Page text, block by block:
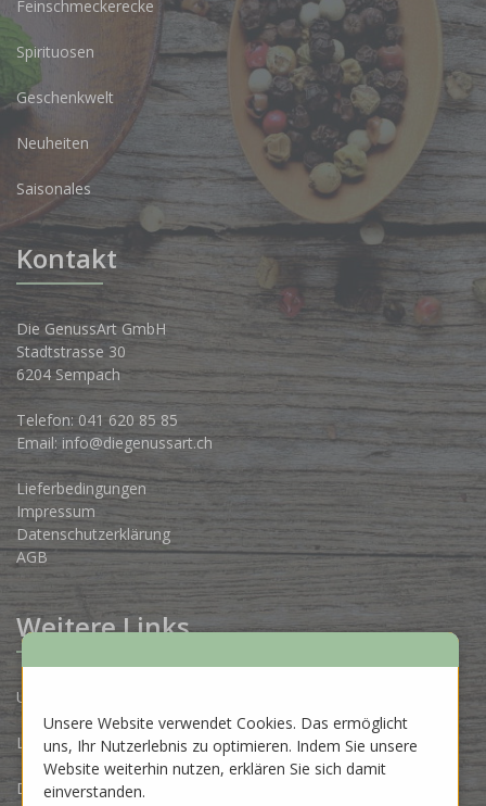
Feinschmeckerecke
Spirituosen
Geschenkwelt
Neuheiten
Saisonales
Kontakt
Die GenussArt GmbH
Stadtstrasse 30
6204 Sempach
Telefon: 041 620 85 85
Email: info@diegenussart.ch
Lieferbedingungen
Impressum
Datenschutzerklärung
AGB
Weitere Links
Unsere Produzenten
Lose Ware Konzept
Dein Eigenlabel
Unsere Website verwendet Cookies. Das ermöglicht
uns, Ihr Nutzerlebnis zu optimieren. Indem Sie unsere
Website weiterhin nutzen, erklären Sie sich damit
einverstanden.